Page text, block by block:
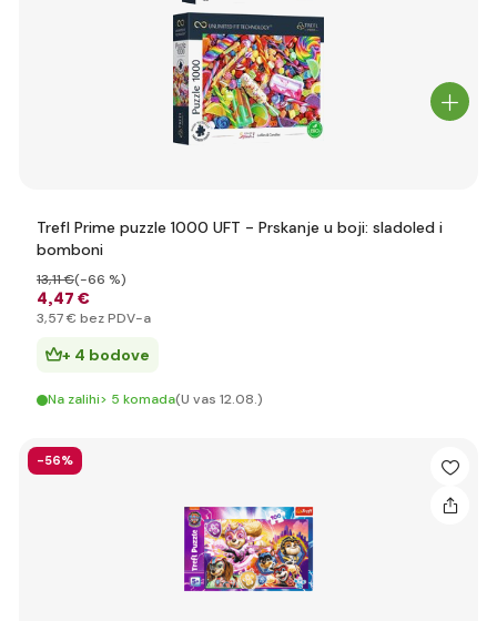
Trefl Prime puzzle 1000 UFT - Prskanje u boji: sladoled i
bomboni
4,47 €
13,11 €(-66 %)
3,57 € bez PDV-a
+ 4 bodove
Na zalihi> 5 komada(U vas 12.08.)
-56%